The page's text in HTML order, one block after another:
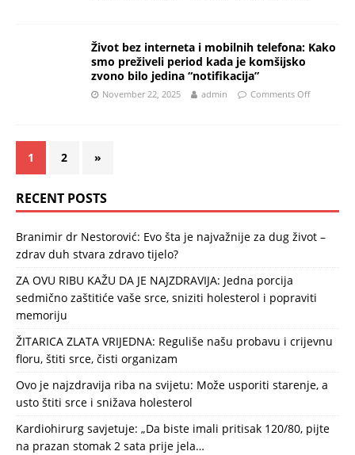
Život bez interneta i mobilnih telefona: Kako
smo preživeli period kada je komšijsko
zvono bilo jedina “notifikacija”
November 22, 2025 admin Comments Off
1 2 »
RECENT POSTS
Branimir dr Nestorović: Evo šta je najvažnije za dug život –
zdrav duh stvara zdravo tijelo?
ZA OVU RIBU KAŽU DA JE NAJZDRAVIJA: Jedna porcija
sedmično zaštitiće vaše srce, sniziti holesterol i popraviti
memoriju
ŽITARICA ZLATA VRIJEDNA: Reguliše našu probavu i crijevnu
floru, štiti srce, čisti organizam
Ovo je najzdravija riba na svijetu: Može usporiti starenje, a
usto štiti srce i snižava holesterol
Kardiohirurg savjetuje: „Da biste imali pritisak 120/80, pijte
na prazan stomak 2 sata prije jela…